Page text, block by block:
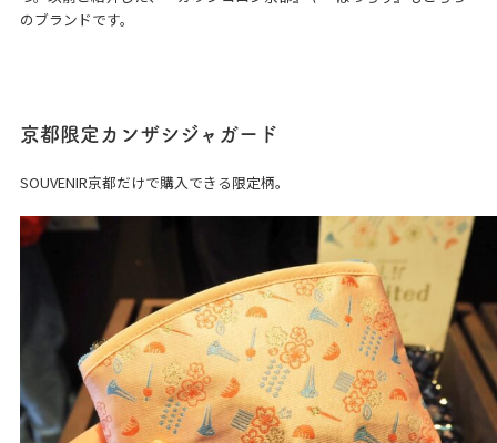
のブランドです。
京都限定カンザシジャガード
SOUVENIR京都だけで購入できる限定柄。